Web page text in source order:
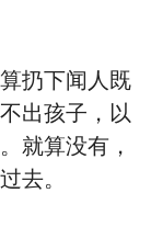
扔下闻人既
出孩子，以
就算没有，
去。